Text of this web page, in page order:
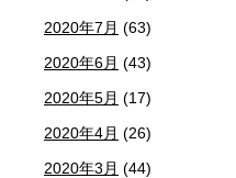
2020年7月 (63)
2020年6月 (43)
2020年5月 (17)
2020年4月 (26)
2020年3月 (44)